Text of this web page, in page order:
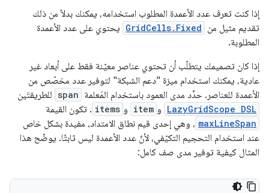
إذا كنت تعرف عدد الأعمدة المطلوب استخدامه، يمكنك بدلاً من ذلك
تقديم مثيل من GridCells.Fixed يحتوي على عدد الأعمدة
المطلوبة.
إذا كان تصميمك يتطلّب أن تحتوي عناصر معيّنة فقط على أبعاد غير
عادية، يمكنك استخدام ميزة "دعم الشبكة" لتوفير عدد مخصّص من
الأعمدة للعناصر. حدِّد مدى العمود باستخدام المَعلمة span للطريقتَين
LazyGridScope DSL و item و items . تكون القيمة
maxLineSpan ، وهي إحدى قيم نطاق الامتداد، مفيدة بشكل خاص
عند استخدام التحجيم التكيّفي، لأنّ عدد الأعمدة ليس ثابتًا. يوضّح هذا
المثال كيفية توفير مدى صف كامل: